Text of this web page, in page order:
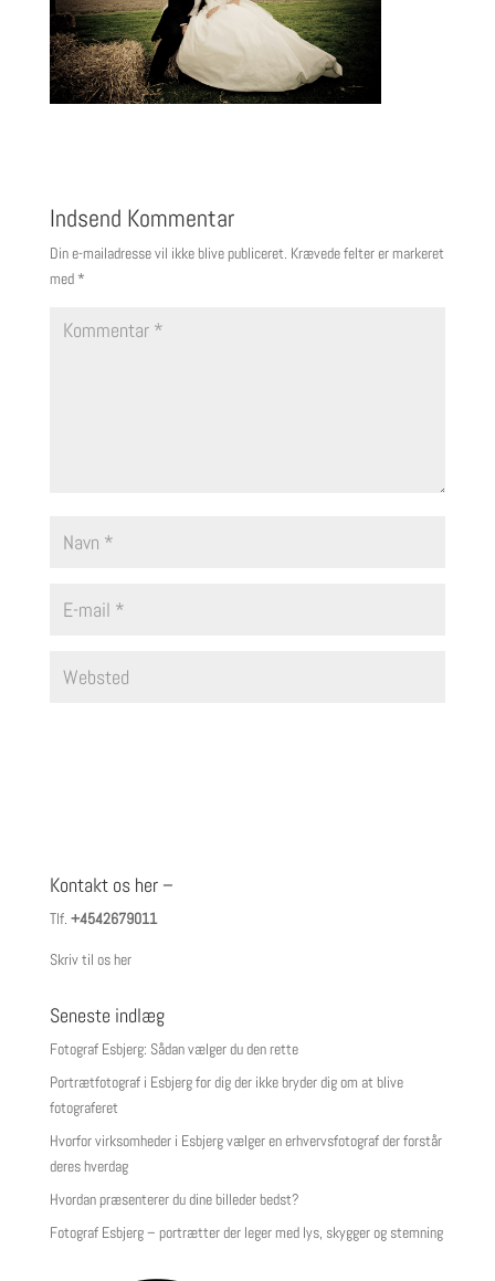
Indsend Kommentar
Din e-mailadresse vil ikke blive publiceret. Krævede felter er markeret
med *
Kontakt os her –
Tlf. +4542679011
Skriv til os her
Seneste indlæg
Fotograf Esbjerg: Sådan vælger du den rette
Portrætfotograf i Esbjerg for dig der ikke bryder dig om at blive
fotograferet
Hvorfor virksomheder i Esbjerg vælger en erhvervsfotograf der forstår
deres hverdag
Hvordan præsenterer du dine billeder bedst?
Fotograf Esbjerg – portrætter der leger med lys, skygger og stemning